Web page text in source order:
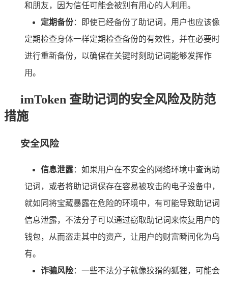
和朋友，因为信任可能会被别有用心的人利用。
定期备份：即使已经备份了助记词，用户也应该像
定期检查身体一样定期检查备份的有效性，并在必要时
进行重新备份，以确保在关键时刻助记词能够发挥作
用。
imToken 查助记词的安全风险及防范
措施
安全风险
信息泄露：如果用户在不安全的网络环境中查询助
记词，或者将助记词保存在容易被攻击的电子设备中，
就如同将宝藏暴露在危险的环境中，有可能导致助记词
信息泄露，不法分子可以通过窃取助记词来恢复用户的
钱包，从而盗走其中的资产，让用户的财富瞬间化为乌
有。
诈骗风险：一些不法分子就像狡猾的狐狸，可能会